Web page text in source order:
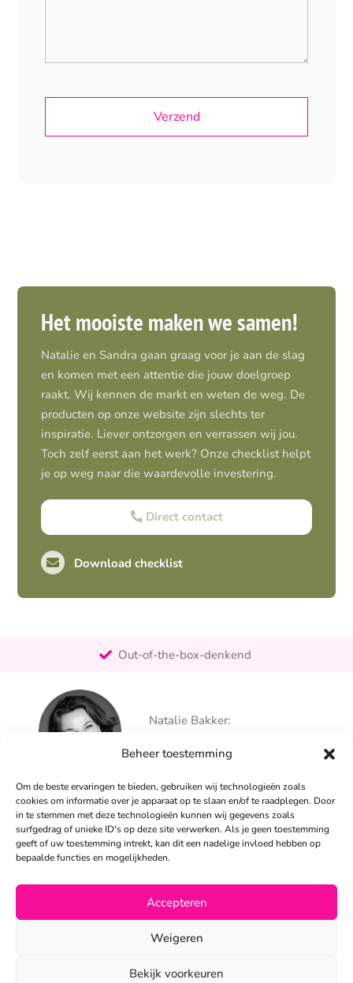
Beheer toestemming
Om de beste ervaringen te bieden, gebruiken wij technologieën zoals
cookies om informatie over je apparaat op te slaan en/of te raadplegen. Door
in te stemmen met deze technologieën kunnen wij gegevens zoals
surfgedrag of unieke ID's op deze site verwerken. Als je geen toestemming
geeft of uw toestemming intrekt, kan dit een nadelige invloed hebben op
bepaalde functies en mogelijkheden.
Accepteren
Weigeren
Bekijk voorkeuren
Het mooiste maken we samen!
Natalie en Sandra gaan graag voor je aan de slag
en komen met een attentie die jouw doelgroep
raakt. Wij kennen de markt en weten de weg. De
producten op onze website zijn slechts ter
inspiratie. Liever ontzorgen en verrassen wij jou.
Toch zelf eerst aan het werk? Onze checklist helpt
je op weg naar die waardevolle investering.
Direct contact
Download checklist
Out-of-the-box-denkend
Persoonlijk
Natalie Bakker:
info@alertpromotie.nl
Sandra Peters:
06 – 26 050 230
info@alertpromotie.nl